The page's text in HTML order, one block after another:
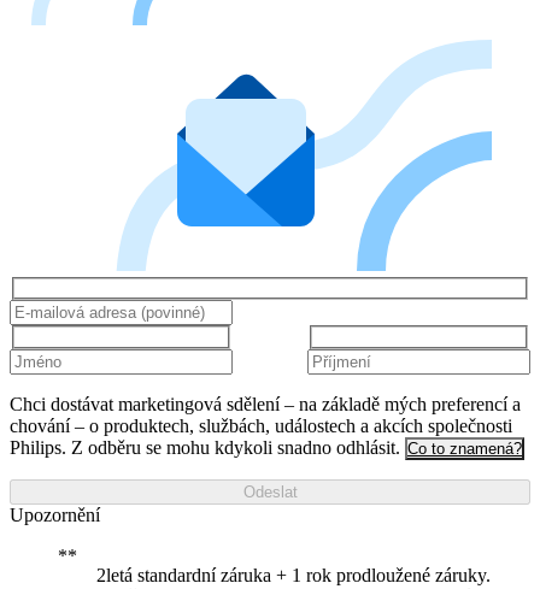
Chci dostávat marketingová sdělení – na základě mých preferencí a
chování – o produktech, službách, událostech a akcích společnosti
Philips. Z odběru se mohu kdykoli snadno odhlásit. Co to znamená?
Odeslat
Upozornění
2letá standardní záruka + 1 rok prodloužené záruky.